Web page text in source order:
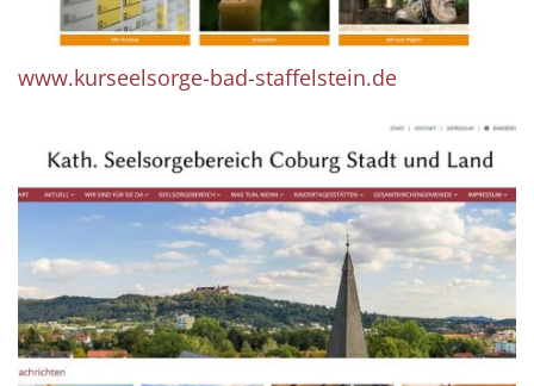
www.kurseelsorge-bad-staffelstein.de